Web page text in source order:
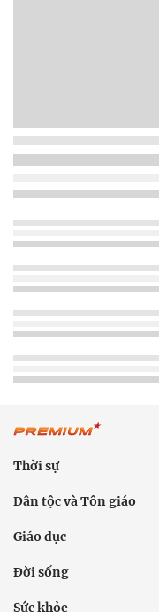
Thời sự
Dân tộc và Tôn giáo
Giáo dục
Đời sống
Sức khỏe